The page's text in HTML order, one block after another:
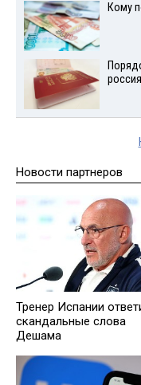
Кому
Новости партнеров
Тренер Испании
скандальные слова
Дешама